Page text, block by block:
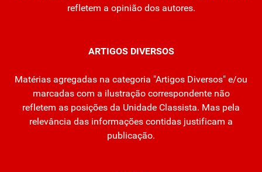
refletem a opinião dos autores.
ARTIGOS DIVERSOS
Matérias agregadas na categoria "Artigos Diversos" e/ou
marcadas com a ilustração correspondente não
refletem as posições da Unidade Classista. Mas pela
relevância das informações contidas justificam a
publicação.